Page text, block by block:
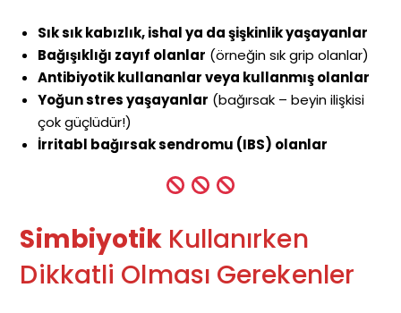
Sık sık kabızlık, ishal ya da şişkinlik yaşayanlar
Bağışıklığı zayıf olanlar (örneğin sık grip olanlar)
Antibiyotik kullananlar veya kullanmış olanlar
Yoğun stres yaşayanlar (bağırsak – beyin ilişkisi
çok güçlüdür!)
İrritabl bağırsak sendromu (IBS) olanlar
Simbiyotik Kullanırken
Dikkatli Olması Gerekenler